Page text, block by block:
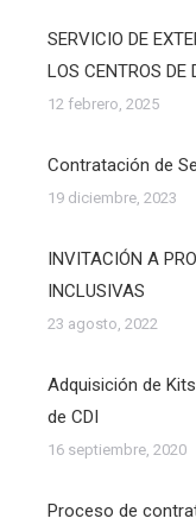
SERVICIO DE
LOS CENTROS DE
12 febrero, 2025
Contratación de
19 diciembre, 2023
INVITACIÓN A
INCLUSIVAS
23 agosto, 2022
Adquisición de
de CDI
16 septiembre, 2020
Proceso de